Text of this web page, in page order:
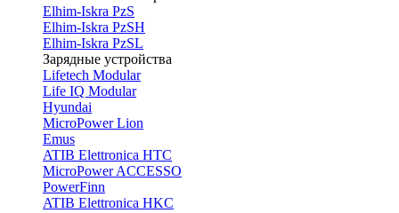
Elhim-Iskra PzS
Elhim-Iskra PzSH
Elhim-Iskra PzSL
Зарядные устройства
Lifetech Modular
Life IQ Modular
Hyundai
MicroPower Lion
Emus
ATIB Elettronica HTC
MicroPower ACCESSO
PowerFinn
ATIB Elettronica HKC